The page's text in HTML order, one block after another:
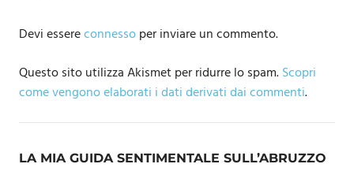
Devi essereconnessoper inviare un commento.
Questo sito utilizza Akismet per ridurre lo spam.Scopri
come vengono elaborati i dati derivati dai commenti.
LA MIA GUIDA SENTIMENTALE SULL’ABRUZZO